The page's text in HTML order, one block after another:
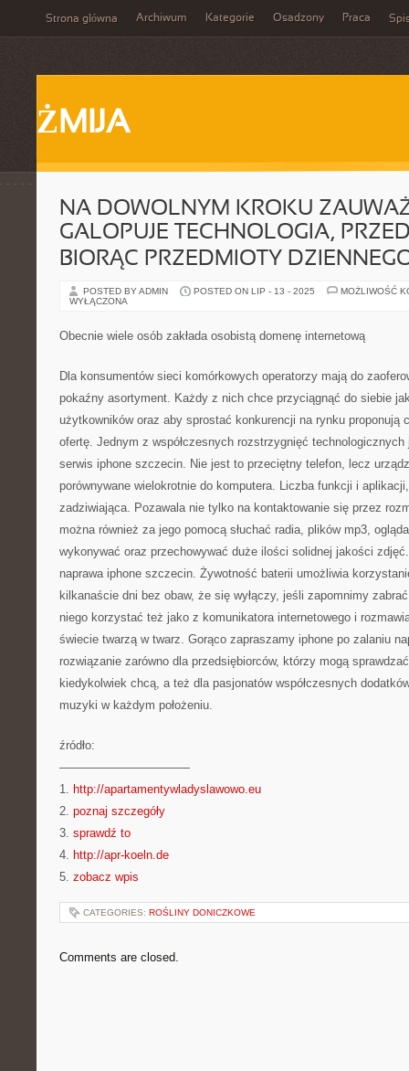
Strona główna Archiwum Kategorie Osadzony Praca
ŻMIJA
NA DOWOLNYM KROKU
GALOPUJE TECHNOLOGIA,
BIORĄC PRZEDMIOTY
POSTED BY ADMIN POSTED ON LIP - 13 - 2025
MOŻLIWOŚĆ
WYŁĄCZONA
Obecnie wiele osób zakłada osobistą domenę internetową
Dla konsumentów sieci komórkowych operatorzy mają do
pokaźny asortyment. Każdy z nich chce przyciągnąć do siebie
użytkowników oraz aby sprostać konkurencji na rynku proponują
ofertę. Jednym z współczesnych rozstrzygnięć
serwis iphone szczecin. Nie jest to przeciętny telefon, lecz
porównywane wielokrotnie do komputera. Liczba funkcji i
zadziwiająca. Pozawala nie tylko na kontaktowanie się przez
można również za jego pomocą słuchać radia, plików mp3,
wykonywać oraz przechowywać duże ilości solidnej jakości
naprawa iphone szczecin. Żywotność baterii umożliwia
kilkanaście dni bez obaw, że się wyłączy, jeśli zapomnimy
niego korzystać też jako z komunikatora internetowego i
świecie twarzą w twarz. Gorąco zapraszamy iphone po zalaniu
rozwiązanie zarówno dla przedsiębiorców, którzy mogą
kiedykolwiek chcą, a też dla pasjonatów współczesnych
muzyki w każdym położeniu.
źródło:
———————————
1. http://apartamentywladyslawowo.eu
2. poznaj szczegóły
3. sprawdź to
4. http://apr-koeln.de
5. zobacz wpis
CATEGORIES: ROŚLINY DONICZKOWE
Comments are closed.